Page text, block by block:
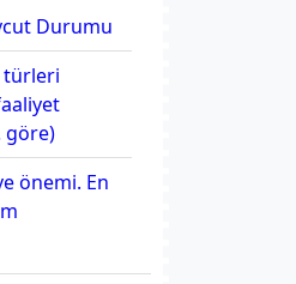
Durumu
türleri
göre)
önemi. En